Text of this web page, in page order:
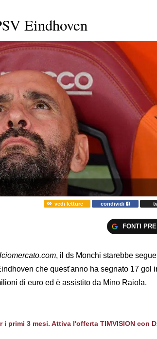
Eindhoven
vedi letture condividi
FONTI
, il ds Monchi starebbe
che quest'anno ha segnato 17 gol
di euro ed è assistito da Mino Raiola.
i primi 3 mesi. Attiva l'offerta TIMVISION con